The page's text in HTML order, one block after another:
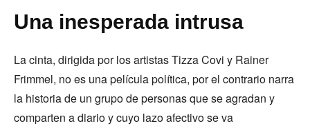
Una inesperada intrusa
La cinta, dirigida por los artistas Tizza Covi y Rainer
Frimmel, no es una película política, por el contrario narra
la historia de un grupo de personas que se agradan y
comparten a diario y cuyo lazo afectivo se va